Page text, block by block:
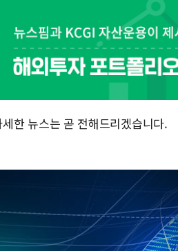
한 뉴스는 곧 전해드리겠습니다.